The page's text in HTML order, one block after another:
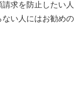
求を防止したい人
い人にはお勧めの